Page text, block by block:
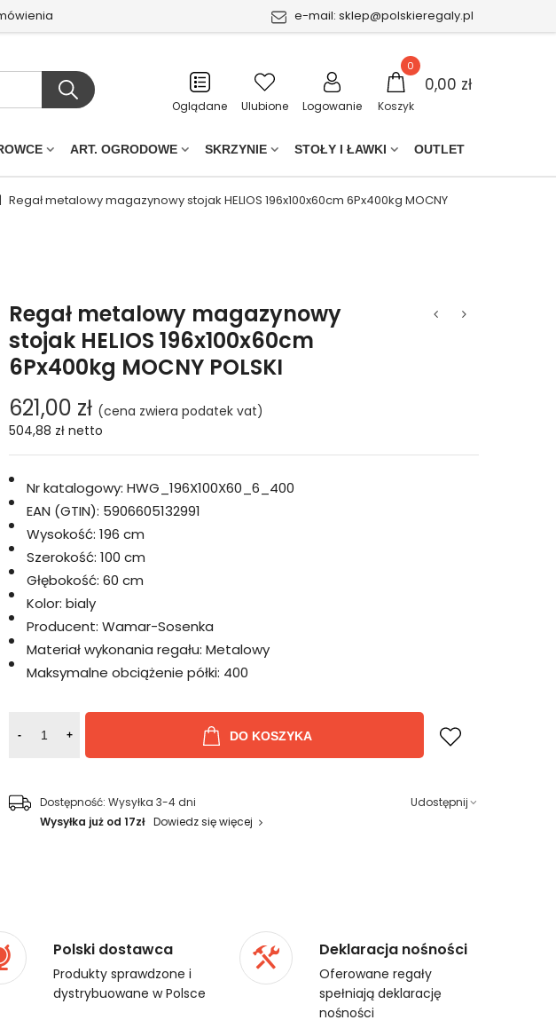
e-mail: sklep@polskieregaly.pl
Oglądane Ulubione Logowanie Koszyk
0
0,00 zł
ART. OGRODOWE SKRZYNIE STOŁY I ŁAWKI OUTLET
| Regał metalowy magazynowy stojak HELIOS 196x100x60cm 6Px400kg MOCNY
Regał metalowy magazynowy
stojak HELIOS 196x100x60cm
6Px400kg MOCNY POLSKI
621,00 zł (cena zwiera podatek vat)
504,88 zł netto
Nr katalogowy: HWG_196X100X60_6_400
EAN (GTIN): 5906605132991
Wysokość: 196 cm
Szerokość: 100 cm
Głębokość: 60 cm
Kolor: bialy
Producent: Wamar-Sosenka
Materiał wykonania regału: Metalowy
Maksymalne obciążenie półki: 400
- + DO KOSZYKA
Dostępność: Wysyłka 3-4 dni
Wysyłka już od 17zł Dowiedz się więcej
Udostępnij
Polski dostawca
Produkty sprawdzone i
dystrybuowane w Polsce
Deklaracja nośności
Oferowane regały
spełniają deklarację
nośności